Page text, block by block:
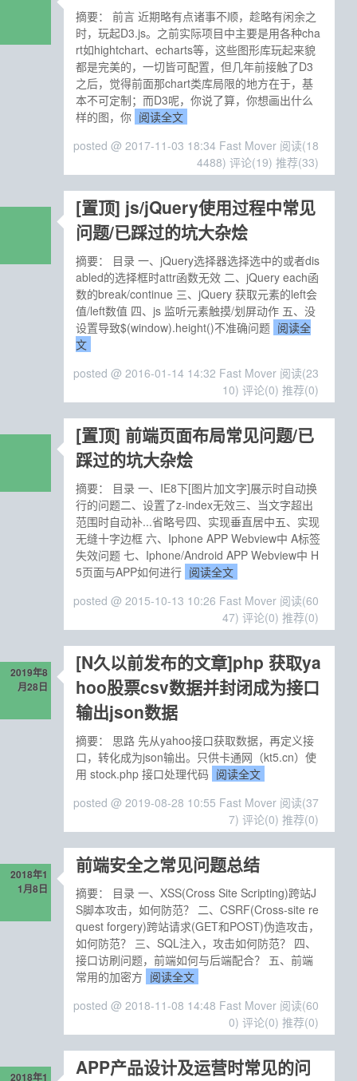
摘要： 前言 近期略有点诸事不顺，趁略有闲余之
时，玩起D3.js。之前实际项目中主要是用各种cha
rt如hightchart、echarts等，这些图形库玩起来貌
都是完美的，一切皆可配置，但几年前接触了D3
之后，觉得前面那chart类库局限的地方在于，基
本不可定制；而D3呢，你说了算，你想画出什么
样的图，你 阅读全文
posted @ 2017-11-03 18:34 Fast Mover 阅读(18
4488) 评论(19) 推荐(33)
[置顶] js/jQuery使用过程中常见
问题/已踩过的坑大杂烩
摘要： 目录 一、jQuery选择器选择选中的或者dis
abled的选择框时attr函数无效 二、jQuery each函
数的break/continue 三、jQuery 获取元素的left会
值/left数值 四、js 监听元素触摸/划屏动作 五、没
设置导致$(window).height()不准确问题 阅读全
文
posted @ 2016-01-14 14:32 Fast Mover 阅读(23
10) 评论(0) 推荐(0)
[置顶] 前端页面布局常见问题/已
踩过的坑大杂烩
摘要： 目录 一、IE8下[图片加文字]展示时自动换
行的问题二、设置了z-index无效三、当文字超出
范围时自动补...省略号四、实现垂直居中五、实现
无缝十字边框 六、Iphone APP Webview中 A标签
失效问题 七、Iphone/Android APP Webview中 H
5页面与APP如何进行 阅读全文
posted @ 2015-10-13 10:26 Fast Mover 阅读(60
47) 评论(0) 推荐(0)
2019年8
月28日
[N久以前发布的文章]php 获取ya
hoo股票csv数据并封闭成为接口
输出json数据
摘要： 思路 先从yahoo接口获取数据，再定义接
口，转化成为json输出。只供卡通网（kt5.cn）使
用 stock.php 接口处理代码 阅读全文
posted @ 2019-08-28 10:55 Fast Mover 阅读(37
7) 评论(0) 推荐(0)
2018年1
1月8日
前端安全之常见问题总结
摘要： 目录 一、XSS(Cross Site Scripting)跨站J
S脚本攻击，如何防范？ 二、CSRF(Cross-site re
quest forgery)跨站请求(GET和POST)伪造攻击，
如何防范？ 三、SQL注入，攻击如何防范？ 四、
接口访刷问题，前端如何与后端配合？ 五、前端
常用的加密方 阅读全文
posted @ 2018-11-08 14:48 Fast Mover 阅读(60
0) 评论(0) 推荐(0)
2018年1
APP产品设计及运营时常见的问